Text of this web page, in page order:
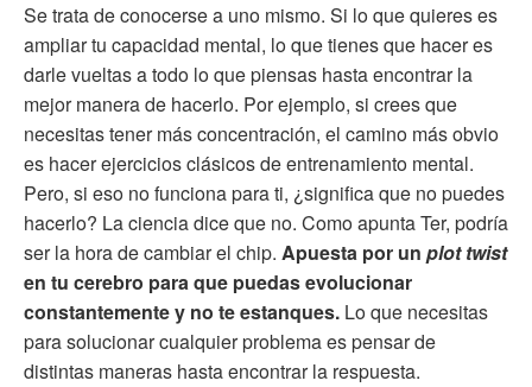
Se trata de conocerse a uno mismo. Si lo que quieres es
ampliar tu capacidad mental, lo que tienes que hacer es
darle vueltas a todo lo que piensas hasta encontrar la
mejor manera de hacerlo. Por ejemplo, si crees que
necesitas tener más concentración, el camino más obvio
es hacer ejercicios clásicos de entrenamiento mental.
Pero, si eso no funciona para ti, ¿significa que no puedes
hacerlo? La ciencia dice que no. Como apunta Ter, podría
ser la hora de cambiar el chip. Apuesta por un plot twist
en tu cerebro para que puedas evolucionar
constantemente y no te estanques. Lo que necesitas
para solucionar cualquier problema es pensar de
distintas maneras hasta encontrar la respuesta.